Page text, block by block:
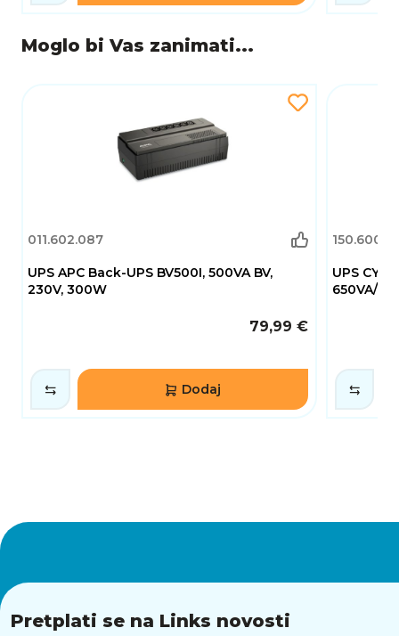
Moglo bi Vas zanimati...
011.602.087
UPS APC Back-UPS BV500I, 500VA BV,
230V, 300W
79,99 €
Dodaj
UPS
650VA/
Pretplati se na Links novosti